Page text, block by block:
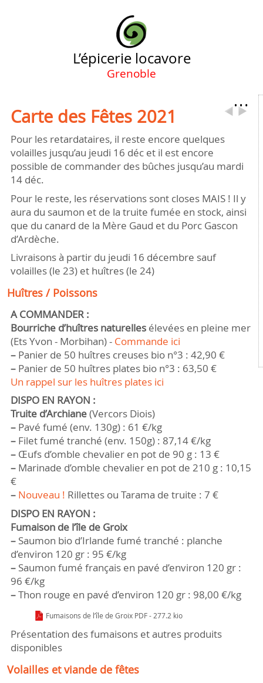
…
L’épicerie locavore
Grenoble
Carte des Fêtes 2021
Pour les retardataires, il reste encore quelques
volailles jusqu’au jeudi 16 déc et il est encore
possible de commander des bûches jusqu’au mardi
14 déc.
Pour le reste, les réservations sont closes MAIS ! Il y
aura du saumon et de la truite fumée en stock, ainsi
que du canard de la Mère Gaud et du Porc Gascon
d’Ardèche.
Livraisons à partir du jeudi 16 décembre sauf
volailles (le 23) et huîtres (le 24)
Huîtres / Poissons
A COMMANDER :
Bourriche d’huîtres naturellesélevées en pleine mer
(Ets Yvon - Morbihan) - Commande ici
–Panier de 50 huîtres creuses bio n°3 : 42,90 €
–Panier de 50 huîtres plates bio n°3 : 63,50 €
Un rappel sur les huîtres plates ici
DISPO EN RAYON :
Truite d’Archiane(Vercors Diois)
–Pavé fumé (env. 130g) : 61 €/kg
–Filet fumé tranché (env. 150g) : 87,14 €/kg
–Œufs d’omble chevalier en pot de 90 g : 13 €
–Marinade d’omble chevalier en pot de 210 g : 10,15
€
– Nouveau ! Rillettes ou Tarama de truite : 7 €
DISPO EN RAYON :
Fumaison de l’île de Groix
–Saumon bio d’Irlande fumé tranché : planche
d’environ 120 gr : 95 €/kg
–Saumon fumé français en pavé d’environ 120 gr :
96 €/kg
–Thon rouge en pavé d’environ 120 gr : 98,00 €/kg
Fumaisons de l’île de Groix PDF - 277.2 kio
Présentation des fumaisons et autres produits
disponibles
Volailles et viande de fêtes